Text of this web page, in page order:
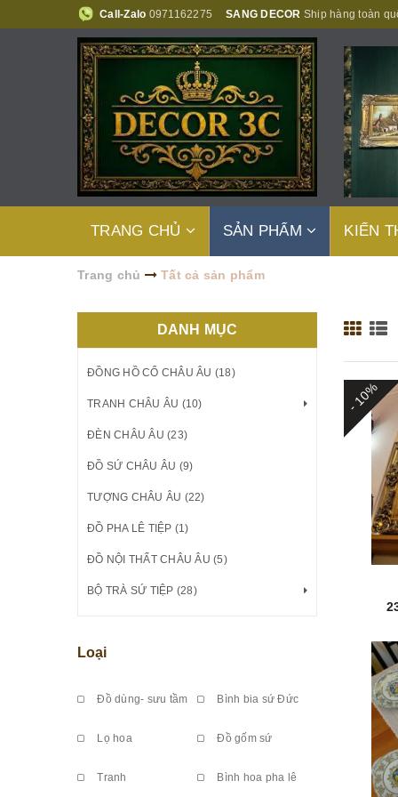
Call-Zalo 0971162275 SANG DECOR Ship hàng toàn
TRANG CHỦ SẢN PHẨM KIẾN
Trang chủ Tất cả sản phẩm
- 10%
DANH MỤC
ĐỒNG HỒ CỔ CHÂU ÂU (18)
TRANH CHÂU ÂU (10)
ĐÈN CHÂU ÂU (23)
ĐỒ SỨ CHÂU ÂU (9)
TƯỢNG CHÂU ÂU (22)
ĐỒ PHA LÊ TIỆP (1)
ĐỒ NỘI THẤT CHÂU ÂU (5)
BỘ TRÀ SỨ TIỆP (28)
Loại
Đồ dùng- sưu tầm Bình bia sứ Đức
Lọ hoa Đồ gốm sứ
Tranh Bình hoa pha lê